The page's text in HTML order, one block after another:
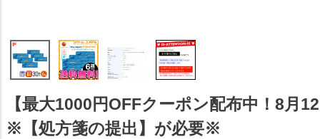
【最大1000円OFFクーポン配布中！8月
※【処方箋の提出】が必要※